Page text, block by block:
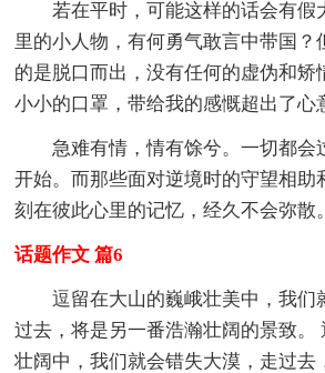
若在平时，可能这样的话会有假
里的小人物，有何勇气敢言中带国？
的是脱口而出，没有任何的虚伪和矫
小小的口罩，带给我的感慨超出了心
急难有情，情有馀兮。一切都会
开始。而那些面对逆境时的守望相助
刻在彼此心里的记忆，经久不会弥散。
话题作文 篇6
逗留在大山的巍峨壮美中，我们
过去，将是另一番浩瀚壮阔的景致。
壮阔中，我们就会错失大漠，走过去